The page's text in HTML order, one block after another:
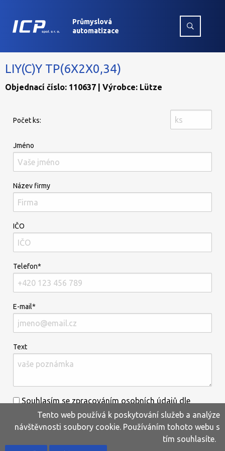
Průmyslová
automatizace
LIY(C)Y TP(6X2X0,34)
Objednací číslo: 110637 | Výrobce: Lütze
Počet ks:
Jméno
Název firmy
IČO
Telefon*
E-mail*
Text
Souhlasím se zpracováním osobních údajů dle
informací uvedenýchzde.*
Tento web používá k poskytování služeb a analýze
návštěvnosti soubory cookie. Používáním tohoto webu s
tím souhlasíte.